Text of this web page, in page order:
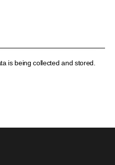
is being collected and stored.